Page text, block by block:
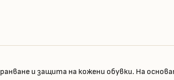
и защита на кожени обувки. На